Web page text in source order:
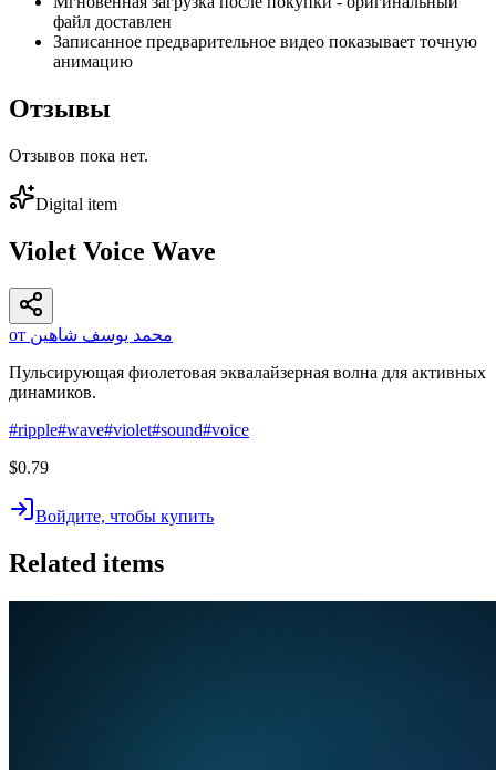
файл доставлен
Записанное предварительное видео показывает точную
анимацию
Отзывы
Отзывов пока нет.
Digital item
Violet Voice Wave
от محمد يوسف شاهين
Пульсирующая фиолетовая эквалайзерная волна для активных
динамиков.
#ripple#wave#violet#sound#voice
$0.79
Войдите, чтобы купить
Related items